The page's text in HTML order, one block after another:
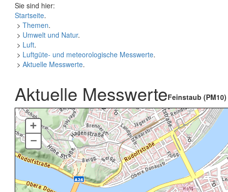
Sie sind hier:
Startseite.
> Themen.
> Umwelt und Natur.
> Luft.
> Luftgüte- und meteorologische Messwerte.
> Aktuelle Messwerte.
Aktuelle MesswerteFeinstaub (PM10)
+
–